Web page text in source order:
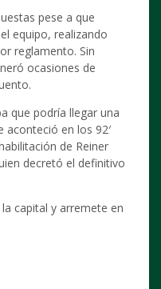
pese a que
equipo, realizando
reglamento. Sin
ocasiones de
que podría llegar una
en los 92′
de Reiner
decretó el definitivo
capital y arremete en